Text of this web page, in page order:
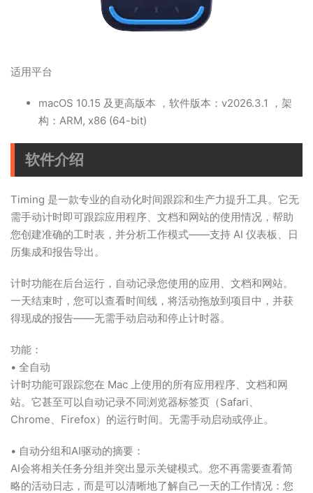
适用平台
macOS 10.15 及更高版本 ，软件版本：v2026.3.1 ，架
构：ARM, x86 (64-bit)
软件介绍
Timing 是一款专业的自动化时间跟踪和生产力提升工具。它无
需手动计时即可跟踪应用程序、文档和网站的使用情况，帮助
您创建准确的工时表，并分析工作模式——支持 AI 仪表板、日
历集成和报告导出。
计时功能在后台运行，自动记录您使用的应用、文档和网站。
一天结束时，您可以查看时间线，将活动拖放到项目中，并获
得现成的报告——无需手动启动和停止计时器。
功能：
• 全自动
计时功能可跟踪您在 Mac 上使用的所有应用程序、文档和网
站。它甚至可以自动记录不同浏览器标签页（Safari、
Chrome、Firefox）的运行时间。无需手动启动或停止。
• 自动分组和AI驱动的摘要：
AI会将相关任务分组并突出显示关键模式。您不再需要查看简
略的活动日志，而是可以清晰地了解自己一天的工作情况：您